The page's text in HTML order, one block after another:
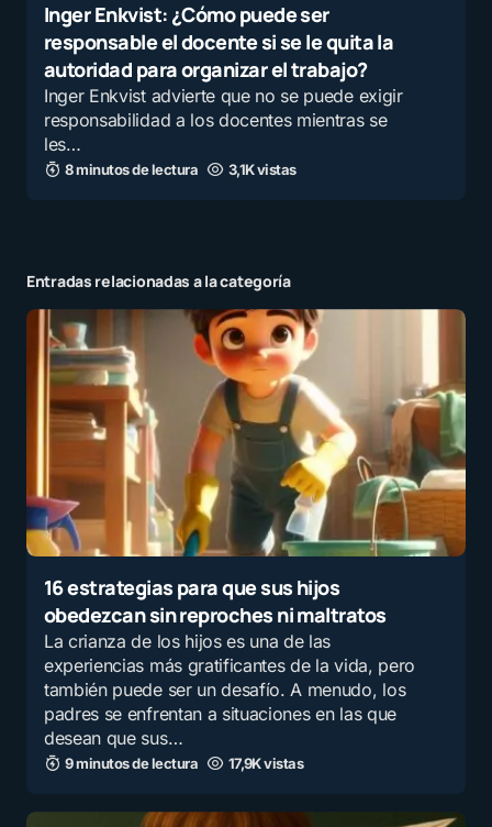
Inger Enkvist: ¿Cómo puede ser
responsable el docente si se le quita la
autoridad para organizar el trabajo?
Inger Enkvist advierte que no se puede exigir
responsabilidad a los docentes mientras se
les…
8 minutos de lectura 3,1K vistas
Entradas relacionadas a la categoría
16 estrategias para que sus hijos
obedezcan sin reproches ni maltratos
La crianza de los hijos es una de las
experiencias más gratificantes de la vida, pero
también puede ser un desafío. A menudo, los
padres se enfrentan a situaciones en las que
desean que sus…
9 minutos de lectura 17,9K vistas